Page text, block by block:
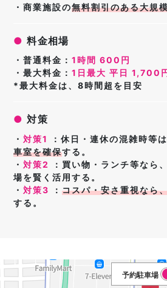
・商業施設の無料割引のある大規
● 料金相場
・普通料金：1時間 600円
・最大料金：1日最大 平日 1,700
*最大料金は、8時間超を目安
● 対策
・対策1 ：休日・連休の混雑時等
車室を確保する 。
・対策2
：買い物・ランチ等なら
場を賢く活用する。
・対策3 ：コスパ・安さ重視なら
する。
予約駐車場